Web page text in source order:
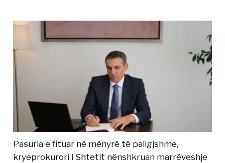
Pasuria e fituar në mënyrë të paligjshme,
kryeprokurori i Shtetit nënshkruan marrëveshje